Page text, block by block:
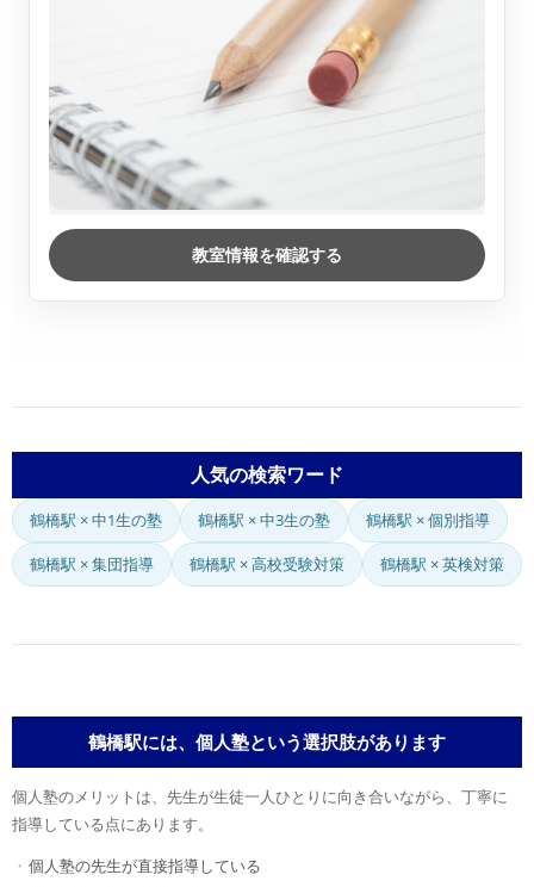
教室情報を確認する
人気の検索ワード
鶴橋駅 × 中1生の塾 鶴橋駅 × 中3生の塾 鶴橋駅 × 個別指導
鶴橋駅 × 集団指導 鶴橋駅 × 高校受験対策 鶴橋駅 × 英検対策
鶴橋駅には、個人塾という選択肢があります
個人塾のメリットは、先生が生徒一人ひとりに向き合いながら、丁寧に
指導している点にあります。
個人塾の先生が直接指導している